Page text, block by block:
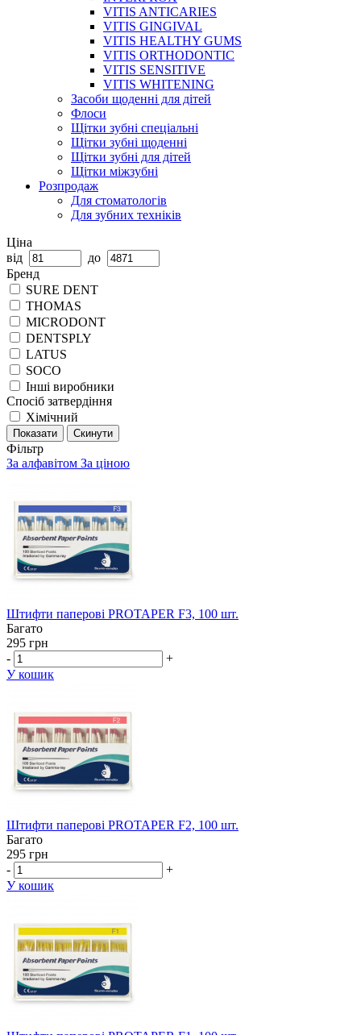
VITIS ANTICARIES
VITIS GINGIVAL
VITIS HEALTHY GUMS
VITIS ORTHODONTIC
VITIS SENSITIVE
VITIS WHITENING
Засоби щоденні для дітей
Флоси
Щітки зубні спеціальні
Щітки зубні щоденні
Щітки зубні для дітей
Щітки міжзубні
Розпродаж
Для стоматологів
Для зубних техніків
Ціна
від
до
Бренд
SURE DENT
THOMAS
MICRODONT
DENTSPLY
LATUS
SOCO
Інші виробники
Спосіб затвердіння
Хімічний
Показати Скинути
Фільтр
За алфавітом За ціною
Штифти паперові PROTAPER F3, 100 шт.
Багато
295 грн
-
+
У кошик
Штифти паперові PROTAPER F2, 100 шт.
Багато
295 грн
-
+
У кошик